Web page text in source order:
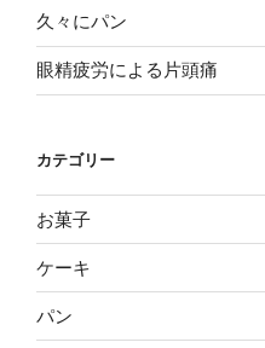
久々にパン
眼精疲労による片頭痛
カテゴリー
お菓子
ケーキ
パン